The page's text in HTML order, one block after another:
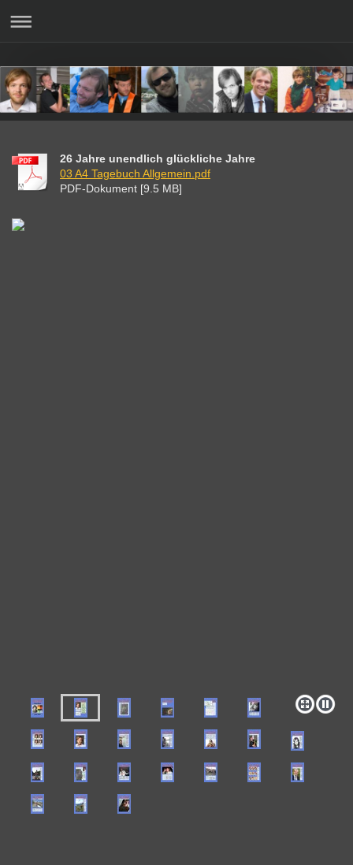
26 Jahre unendlich glückliche Jahre
03 A4 Tagebuch Allgemein.pdf
PDF-Dokument [9.5 MB]